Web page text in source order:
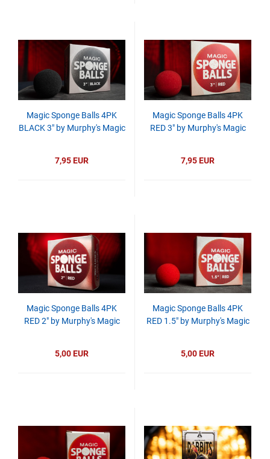
Magic Sponge Balls 4PK
BLACK 3" by Murphy's Magic
7,95 EUR
Magic Sponge Balls 4PK
RED 3" by Murphy's Magic
7,95 EUR
Magic Sponge Balls 4PK
RED 2" by Murphy's Magic
5,00 EUR
Magic Sponge Balls 4PK
RED 1.5" by Murphy's Magic
5,00 EUR